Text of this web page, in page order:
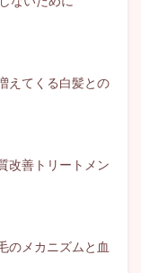
えてくる白髪との
改善トリートメン
のメカニズムと血